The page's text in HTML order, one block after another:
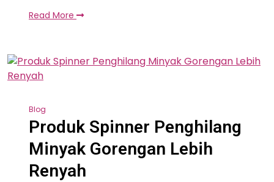
Read More
Blog
Produk Spinner Penghilang
Minyak Gorengan Lebih
Renyah